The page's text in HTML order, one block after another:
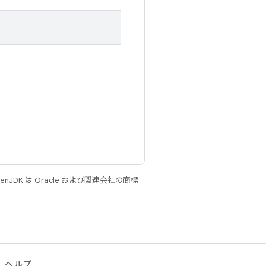
は Oracle および関連会社の商標